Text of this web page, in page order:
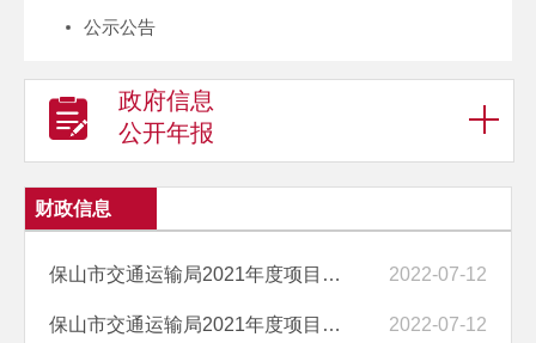
公示公告
政府信息
公开年报
财政信息
保山市交通运输局2021年度项目绩效自评报告（大瑞铁路保山站站位迁建调... 2022-07-12
保山市交通运输局2021年度项目绩效自评报告（保山站房规模扩大工程建设... 2022-07-12